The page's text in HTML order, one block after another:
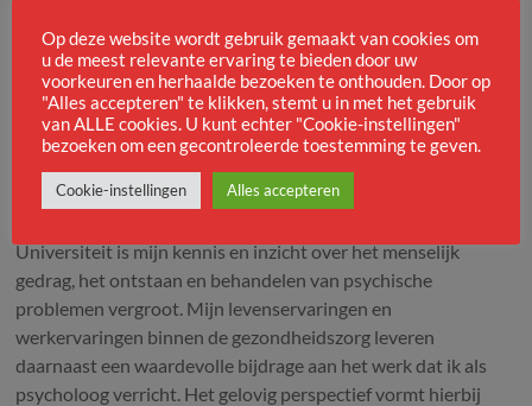
verwijderd van zijn/haar
kracht en zelfvertrouwen.
Op veel van deze vragen zijn geen standaard antwoorden te
geven. Ieder mens is uniek. De ontstaansgeschiedenis van ons
gedrag, ons gevoel en ons denken verschilt per persoon.
Universiteit is mijn kennis en inzicht over het menselijk
gedrag, het ontstaan en behandelen van psychische
problemen vergroot. Mijn levenservaringen en
werkervaringen binnen de gezondheidszorg leveren
daarnaast een waardevolle bijdrage aan het werk dat ik als
psycholoog verricht. Het gelovig perspectief vormt hierbij
Op deze website wordt gebruik gemaakt van cookies om
u de meest relevante ervaring te bieden door uw
voorkeuren en herhaalde bezoeken te onthouden. Door op
"Alles accepteren" te klikken, stemt u in met het gebruik
van ALLE cookies. U kunt echter "Cookie-instellingen"
bezoeken om een gecontroleerde toestemming te geven.
Cookie-instellingen Alles accepteren